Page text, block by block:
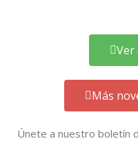
Ver
Más
Únete a nuestro boletín